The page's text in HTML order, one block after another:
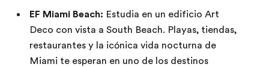
EF Miami Beach: Estudia en un edificio Art
Deco con vista a South Beach. Playas, tiendas,
restaurantes y la icónica vida nocturna de
Miami te esperan en uno de los destinos